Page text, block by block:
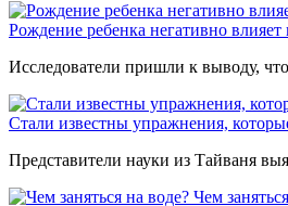
Рождение ребенка негативно
Исследователи пришли к выводу,
Стали известны упражнения,
Представители науки из Тайваня
Чем